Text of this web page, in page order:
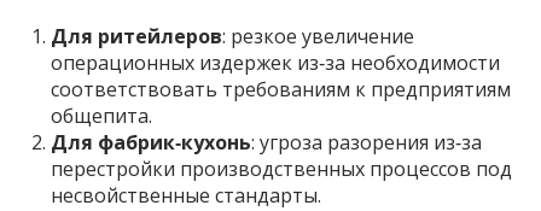
Для ритейлеров: резкое увеличение
операционных издержек из‑за необходимости
соответствовать требованиям к предприятиям
общепита.
Для фабрик‑кухонь: угроза разорения из‑за
перестройки производственных процессов под
несвойственные стандарты.